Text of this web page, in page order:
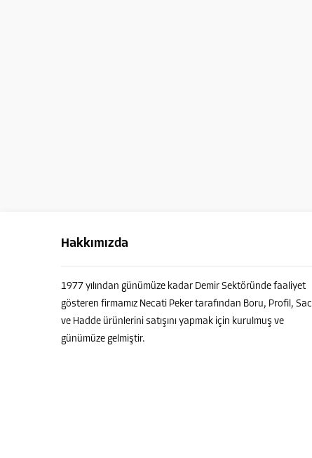
Hakkımızda
1977 yılından günümüze kadar Demir Sektöründe faaliyet
gösteren firmamız Necati Peker tarafından Boru, Profil, Sac
ve Hadde ürünlerini satışını yapmak için kurulmuş ve
günümüze gelmiştir.